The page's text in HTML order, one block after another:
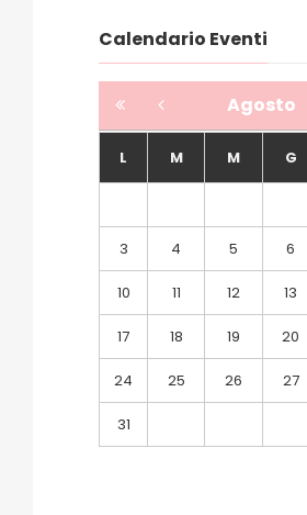
Calendario Eventi
Agosto
L M M G
3 4 5 6
10 11 12 13
17 18 19 20
24 25 26 27
31